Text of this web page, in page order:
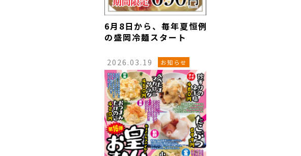
6月8日から、毎年夏恒例
の盛岡冷麺スタート
2026.03.19 お知らせ